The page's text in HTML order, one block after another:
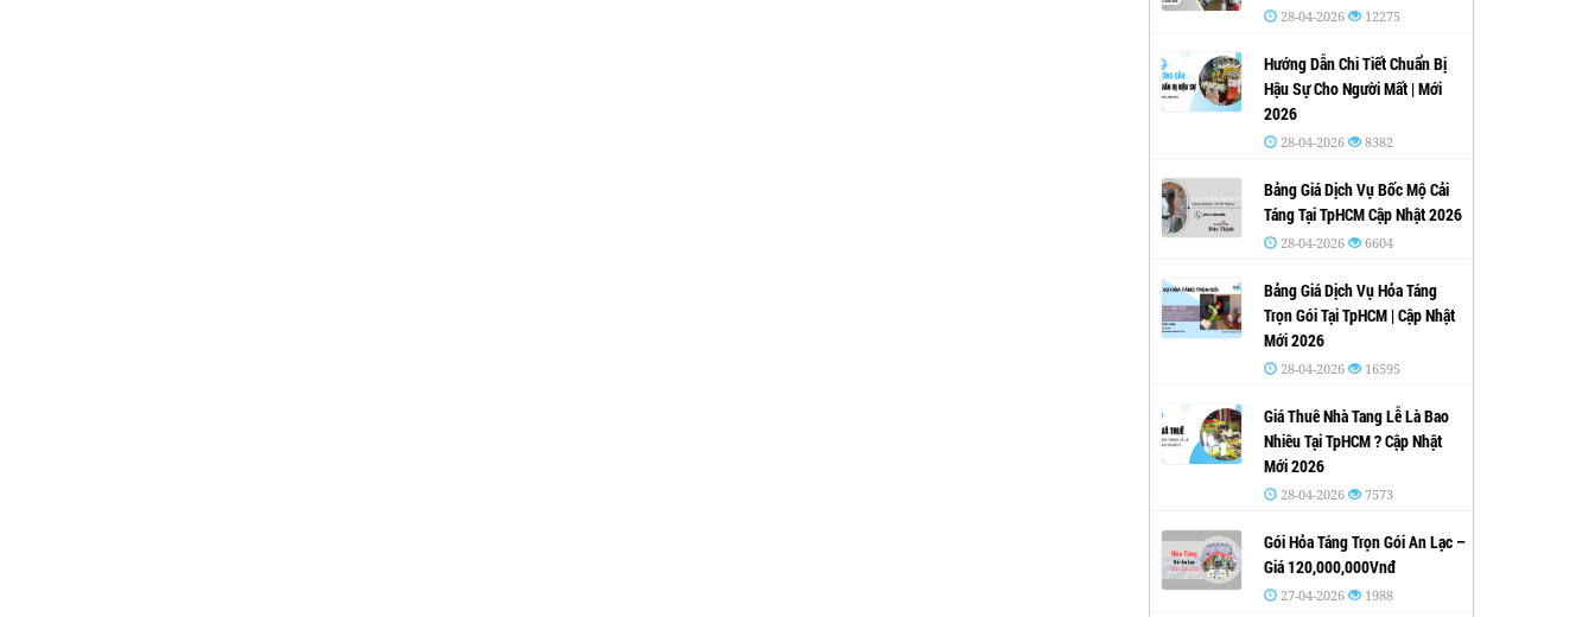
28-04-2026 12275
Hướng Dẫn Chi Tiết Chuẩn Bị
Hậu Sự Cho Người Mất | Mới
2026
28-04-2026 8382
Bảng Giá Dịch Vụ Bốc Mộ Cải
Táng Tại TpHCM Cập Nhật 2026
28-04-2026 6604
Bảng Giá Dịch Vụ Hỏa Táng
Trọn Gói Tại TpHCM | Cập Nhật
Mới 2026
28-04-2026 16595
Giá Thuê Nhà Tang Lễ Là Bao
Nhiêu Tại TpHCM ? Cập Nhật
Mới 2026
28-04-2026 7573
Gói Hỏa Táng Trọn Gói An Lạc –
Giá 120,000,000Vnđ
27-04-2026 1988